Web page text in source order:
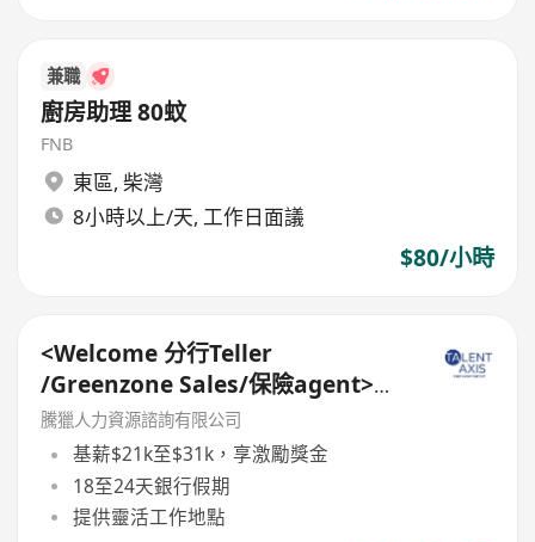
兼職
廚房助理 80蚊
FNB
東區, 柴灣
8小時以上/天, 工作日面議
$80/小時
<Welcome 分行Teller
/Greenzone Sales/保險agent>
General Banking Manager
騰獵人力資源諮詢有限公司
基薪$21k至$31k，享激勵獎金
18至24天銀行假期
提供靈活工作地點